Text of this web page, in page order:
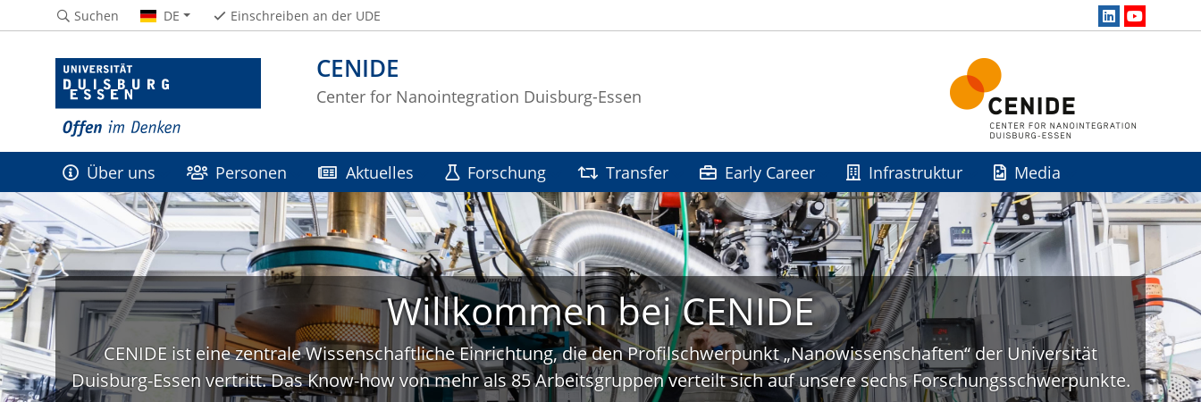
CENIDE
Center for Nanointegration Duisburg-Essen
Suchen DE Einschreiben an der UDE
Über uns Personen Aktuelles Forschung Transfer Early Career Infrastruktur Media
Willkommen bei CENIDE
CENIDE ist eine zentrale Wissenschaftliche Einrichtung, die den Profilschwerpunkt „Nanowissenschaften“ der Universität
Duisburg-Essen vertritt. Das Know-how von mehr als 85 Arbeitsgruppen verteilt sich auf unsere sechs Forschungsschwerpunkte.